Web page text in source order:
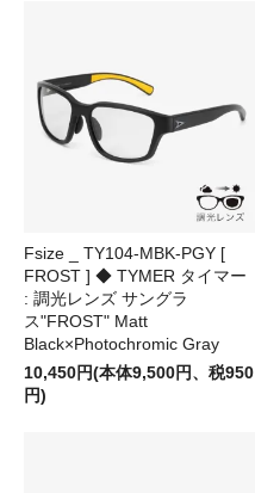
Fsize _ TY104-MBK-PGY [
FROST ] ◆ TYMER タイマー
: 調光レンズ サングラ
ス"FROST" Matt
Black×Photochromic Gray
10,450円(本体9,500円、税950
円)